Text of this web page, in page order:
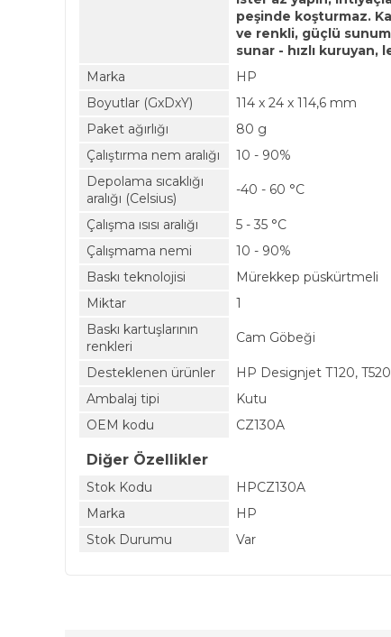
peşinde koşturmaz.
ve renkli, güçlü
sunar - hızlı kuruyan,
Marka
HP
Boyutlar (GxDxY)
114 x 24 x 114,6 mm
Paket ağırlığı
80 g
Çalıştırma nem aralığı
10 - 90%
Depolama sıcaklığı
aralığı (Celsius)
-40 - 60 °C
Çalışma ısısı aralığı
5 - 35 °C
Çalışmama nemi
10 - 90%
Baskı teknolojisi
Mürekkep püskürtmeli
Miktar
1
Baskı kartuşlarının
renkleri
Cam Göbeği
Desteklenen ürünler
HP Designjet T120, T520
Ambalaj tipi
Kutu
OEM kodu
CZ130A
Diğer Özellikler
Stok Kodu
HPCZ130A
Marka
HP
Stok Durumu
Var